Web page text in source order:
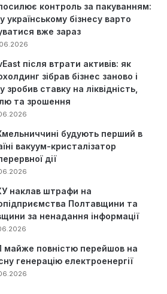
контроль за пакуванням:
українському бізнесу варто
вже зараз
після втрати активів: як
зібрав бізнес заново і
зробив ставку на ліквідність,
та зрошення
будують перший в
вакуум-кристалізатор
дії
наклав штрафи на
Полтавщини та
за ненадання інформації
майже повністю перейшов на
генерацію електроенергії